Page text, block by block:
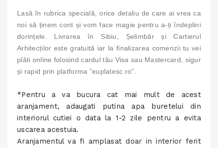
Lasă în rubrica specială, orice detaliu de care ai vrea ca
noi să ținem cont și vom face magie pentru a-ți îndeplini
dorințele. Livrarea în Sibiu, Șelimbăr și Cartierul
Arhitecților este gratuită iar la finalizarea comenzii tu vei
plăti online folosind cardul tău Visa sau Mastercard, sigur
și rapid prin platforma ”euplatesc.ro”.
*Pentru a va bucura cat mai mult de acest
aranjament, adaugati putina apa buretelui din
interiorul cutiei o data la 1-2 zile pentru a evita
uscarea acestuia.
Aranjamentul va fi amplasat doar in interior ferit